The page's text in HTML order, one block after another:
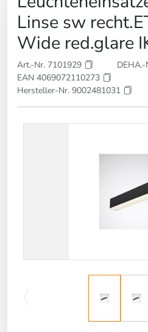
Linse sw
Wide red.glare
Art.-Nr. 7101929
EAN 4069072110273
Hersteller-Nr. 9002481031